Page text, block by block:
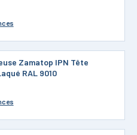
Zamatop IPN Tête
RAL 9010